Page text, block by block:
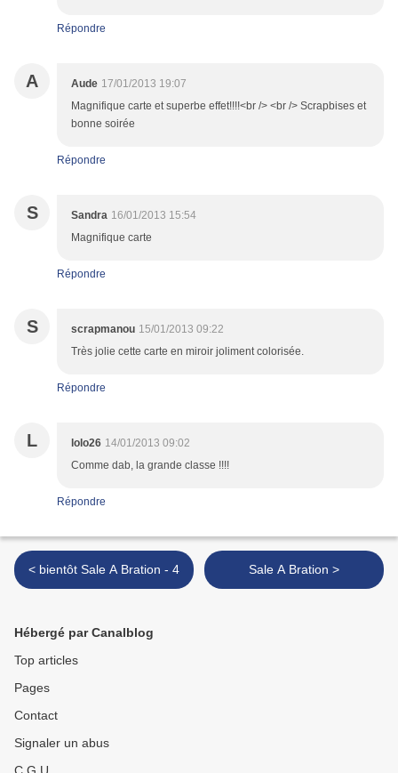
Répondre
A Aude 17/01/2013 19:07
Magnifique carte et superbe effet!!!!<br /> <br /> Scrapbises et
bonne soirée
Répondre
S Sandra 16/01/2013 15:54
Magnifique carte
Répondre
S scrapmanou 15/01/2013 09:22
Très jolie cette carte en miroir joliment colorisée.
Répondre
L lolo26 14/01/2013 09:02
Comme dab, la grande classe !!!!
Répondre
< bientôt Sale A Bration - 4 Sale A Bration >
Hébergé par Canalblog
Top articles
Pages
Contact
Signaler un abus